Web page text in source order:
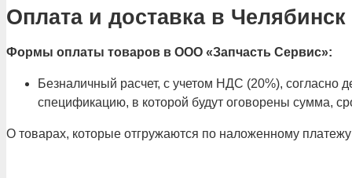
Оплата и доставка в Челябинск
Формы оплаты товаров в ООО «Запчасть Сервис»:
Безналичный расчет, с учетом НДС (20%),
спецификацию, в которой будут оговорены сумма,
О товарах, которые отгружаются по наложенному